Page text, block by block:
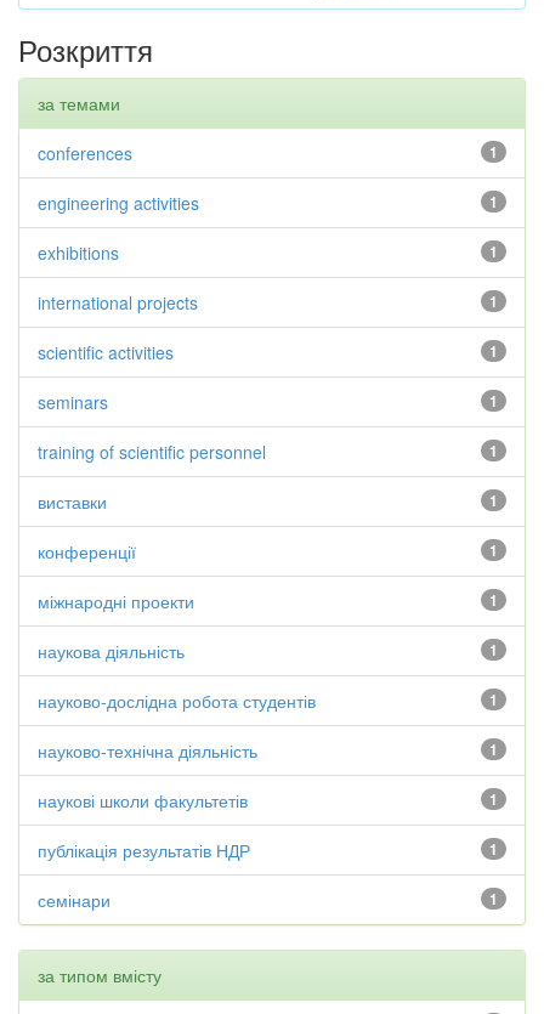
Розкриття
за темами
1
conferences
1
engineering activities
1
exhibitions
1
international projects
1
scientific activities
1
seminars
1
training of scientific personnel
1
виставки
1
конференції
1
міжнародні проекти
1
наукова діяльність
1
науково-дослідна робота студентів
1
науково-технічна діяльність
1
наукові школи факультетів
1
публікація результатів НДР
1
семінари
за типом вмісту